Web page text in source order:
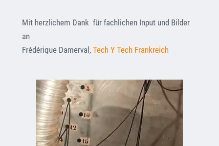
Mit herzlichem Dank für fachlichen Input und Bilder
an
Frédérique Damerval, Tech Y Tech Frankreich